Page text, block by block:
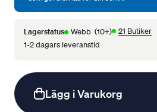
Lagerstatus Webb (10+)
21 Butiker
1-2 dagars leveranstid
Lägg i Varukorg